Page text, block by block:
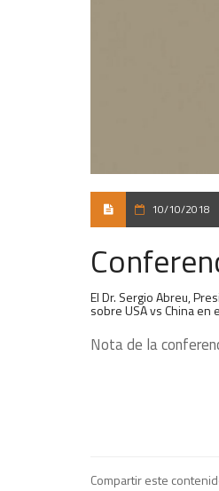
10/10/2018
El Dr. Sergio Abreu,
sobre USA vs China
Nota de la
Compartir este